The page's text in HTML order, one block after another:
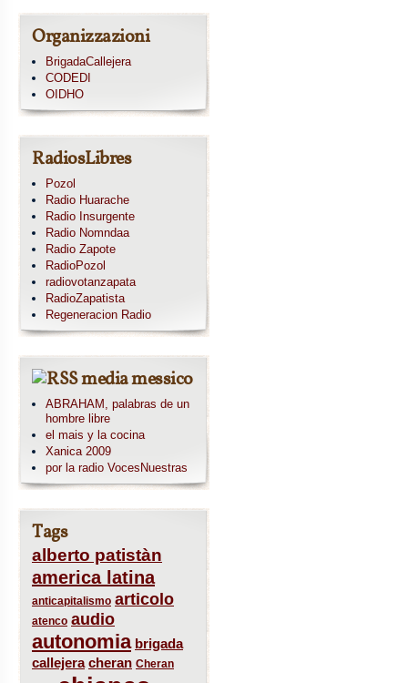
Organizzazioni
BrigadaCallejera
CODEDI
OIDHO
RadiosLibres
Pozol
Radio Huarache
Radio Insurgente
Radio Nomndaa
Radio Zapote
RadioPozol
radiovotanzapata
RadioZapatista
Regeneracion Radio
media messico
ABRAHAM, palabras de un
hombre libre
el mais y la cocina
Xanica 2009
por la radio VocesNuestras
Tags
alberto patistàn
america latina
anticapitalismo articolo
atenco audio
autonomia brigada
callejera cheran Cheran